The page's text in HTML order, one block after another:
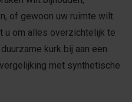
of gewoon uw ruimte wilt
u om alles overzichtelijk te
kurk bij aan een
met synthetische